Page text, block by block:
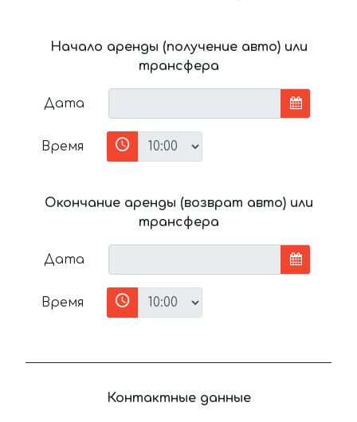
Начало аренды (получение авто) или
трансфера
Дата
Время
Окончание аренды (возврат авто) или
трансфера
Дата
Время
Контактные данные